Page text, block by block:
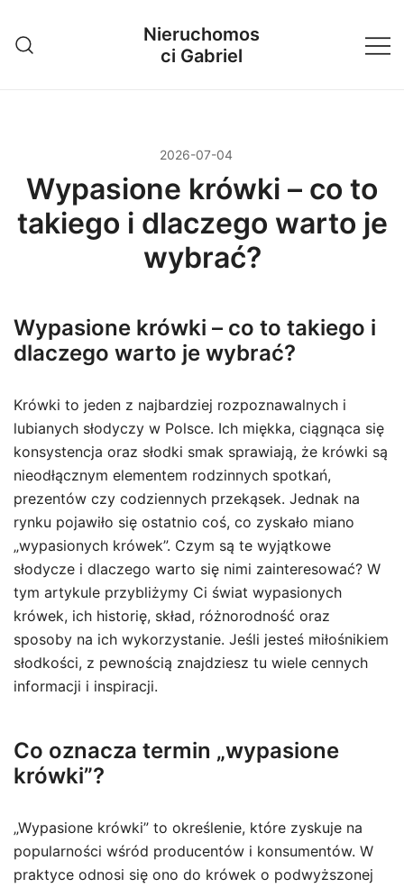
treści
Nieruchomos
ci Gabriel
2026-07-04
Wypasione krówki – co to
takiego i dlaczego warto je
wybrać?
Wypasione krówki – co to takiego i
dlaczego warto je wybrać?
Krówki to jeden z najbardziej rozpoznawalnych i
lubianych słodyczy w Polsce. Ich miękka, ciągnąca się
konsystencja oraz słodki smak sprawiają, że krówki są
nieodłącznym elementem rodzinnych spotkań,
prezentów czy codziennych przekąsek. Jednak na
rynku pojawiło się ostatnio coś, co zyskało miano
„wypasionych krówek”. Czym są te wyjątkowe
słodycze i dlaczego warto się nimi zainteresować? W
tym artykule przybliżymy Ci świat wypasionych
krówek, ich historię, skład, różnorodność oraz
sposoby na ich wykorzystanie. Jeśli jesteś miłośnikiem
słodkości, z pewnością znajdziesz tu wiele cennych
informacji i inspiracji.
Co oznacza termin „wypasione
krówki”?
„Wypasione krówki” to określenie, które zyskuje na
popularności wśród producentów i konsumentów. W
praktyce odnosi się ono do krówek o podwyższonej